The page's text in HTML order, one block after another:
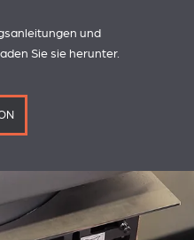
und
Sie sie herunter.